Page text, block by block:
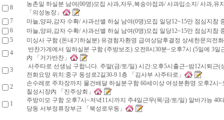
8
농촌일 하실분 남여(00명)모집 사과,자두,복숭아접과/ 사과입소지/ 사과,
「의성농장」
7
마늘,양파,감자 수확/ 사과선별 하실 남여(0명)모집 일당12~15만 점심지
6
마늘,양파,감자 수확/ 사과선별 하실 남여(0명)모집 일당12~15만 점심지
5
미싱사 구함 (돈내기하실분) 유경험자환영 급여상담후결정 상세한문의전
4
반찬가게에서 일하실분 구함 (주방보조) 오전8시30분~오후7시 (5
로시장內 「거가반찬」
3
사주타로 선생님 구합니다. 주말(금/토/일) 시간:오후5시출근~밤12
한문의 전화요망 위치:중구 동성로2길30-9 1층 「김사부 사주타로」
2
손수레로 주차장까지 물건배달 하실분구함 60세이상 여성분환영 오후2
칠성시장內 「진주상회」
1
주방이모 구함 오후7시~저녁11시까지 주4일근무(목/금/토/일) 알바가능
당동 서부정류장부근 「북성로우동」